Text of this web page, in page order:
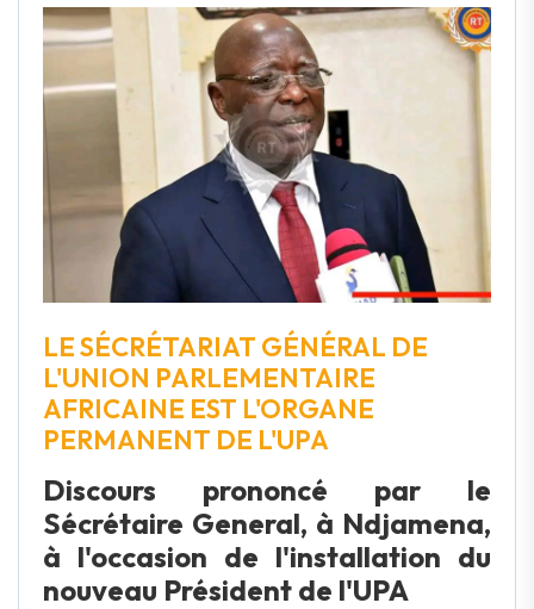
LE SÉCRÉTARIAT GÉNÉRAL DE
L'UNION PARLEMENTAIRE
AFRICAINE EST L'ORGANE
PERMANENT DE L'UPA
Discours prononcé par le
Sécrétaire General, à Ndjamena,
à l'occasion de l'installation du
nouveau Président de l'UPA